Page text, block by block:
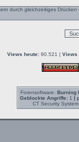
durch gleichzeitiges Drücken
Views heute: 90.521 | Views
Forensoftware: Burning
Geblockte Angriffe:1 |
CT Security